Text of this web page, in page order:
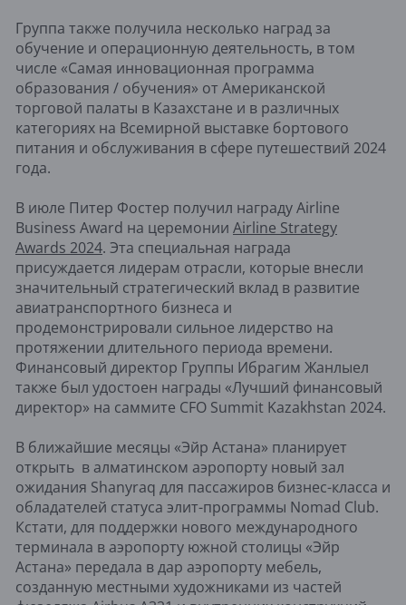
Группа также получила несколько наград за
обучение и операционную деятельность, в том
числе «Самая инновационная программа
образования / обучения» от Американской
торговой палаты в Казахстане и в различных
категориях на Всемирной выставке бортового
питания и обслуживания в сфере путешествий 2024
года.
В июле Питер Фостер получил награду Airline
Business Award на церемонии Airline Strategy
Awards 2024. Эта специальная награда
присуждается лидерам отрасли, которые внесли
значительный стратегический вклад в развитие
авиатранспортного бизнеса и
продемонстрировали сильное лидерство на
протяжении длительного периода времени.
Финансовый директор Группы Ибрагим Жанлыел
также был удостоен награды «Лучший финансовый
директор» на саммите CFO Summit Kazakhstan 2024.
В ближайшие месяцы «Эйр Астана» планирует
открыть в алматинском аэропорту новый зал
ожидания Shanyraq для пассажиров бизнес-класса и
обладателей статуса элит-программы Nomad Club. ​
Кстати, для поддержки нового международного
терминала в аэропорту южной столицы «Эйр
Астана» передала в дар аэропорту мебель,
созданную местными художниками из частей